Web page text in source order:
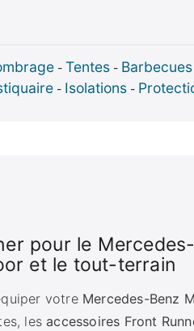
- Tentes - Barbecues
- Isolations -
pour le
et le tout-terrain
votre Mercedes-Benz
lesaccessoires Front